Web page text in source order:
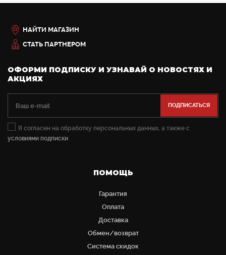
НАЙТИ МАГАЗИН
СТАТЬ ПАРТНЕРОМ
ОФОРМИ ПОДПИСКУ И УЗНАВАЙ О НОВОСТЯХ И
АКЦИЯХ
Я согласен на обработку персональных данных, а также с
условиями подписки
ПОМОЩЬ
Гарантия
Оплата
Доставка
Обмен/возврат
Система скидок